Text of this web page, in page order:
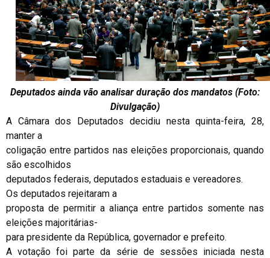
Deputados ainda vão analisar duração dos mandatos (Foto:
Divulgação)
A Câmara dos Deputados decidiu nesta quinta-feira, 28,
manter a
coligação entre partidos nas eleições proporcionais, quando
são escolhidos
deputados federais, deputados estaduais e vereadores.
Os deputados rejeitaram a
proposta de permitir a aliança entre partidos somente nas
eleições majoritárias-
para presidente da República, governador e prefeito.
A votação foi parte da série de sessões iniciada nesta